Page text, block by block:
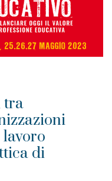
tra
lavoro
di